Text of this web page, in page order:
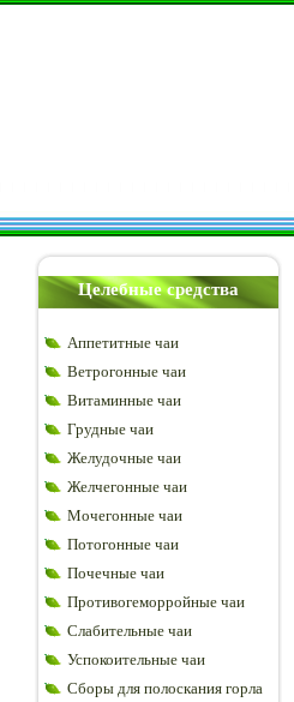
Целебные средства
Аппетитные чаи
Ветрогонные чаи
Витаминные чаи
Грудные чаи
Желудочные чаи
Желчегонные чаи
Мочегонные чаи
Потогонные чаи
Почечные чаи
Противогеморройные чаи
Слабительные чаи
Успокоительные чаи
Сборы для полоскания горла